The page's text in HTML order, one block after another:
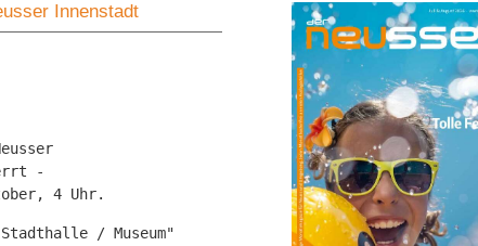
Innenstadt
-
4 Uhr.
/ Museum"